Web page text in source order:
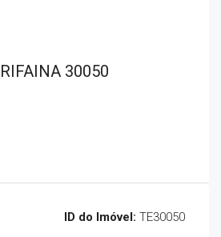
30050
ID do Imóvel: TE30050